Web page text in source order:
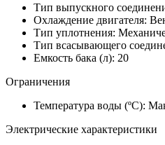
Тип выпускного
Охлаждение двигателя:
Тип уплотнения:
Тип всасывающего
Емкость бака (л): 20
Ограничения
Температура воды (ºC):
Электрические характеристики